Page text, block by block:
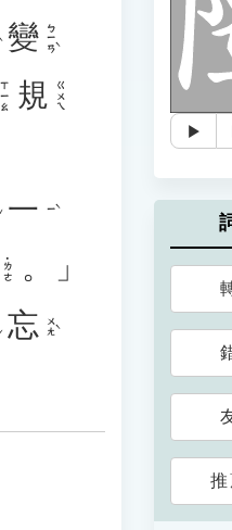
變 ㄅㄧㄢˋ
ㄒㄧㄠ 規 ㄍㄨㄟ
一 ㄧˋ
˙ㄌㄜ 。」
忘 ㄨㄤˋ